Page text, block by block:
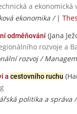
a ekonomická
ekonomika / |
odměňování (Jana
rozvoje a
rozvoj /
a cestovního ruchu
politika a správa